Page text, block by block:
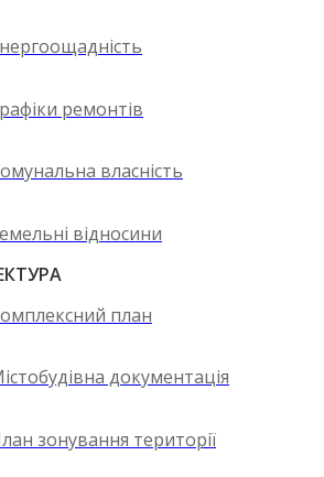
ремонтів
власність
відносини
план
документація
зонування території